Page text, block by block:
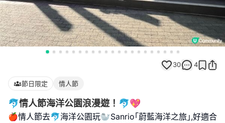
30 4
節日限定 情人節
🐬情人節海洋公園浪漫遊！🐬💖
🍎情人節去🐬海洋公園玩🦭Sanrio｢蔚藍海洋之旅｣,好適合